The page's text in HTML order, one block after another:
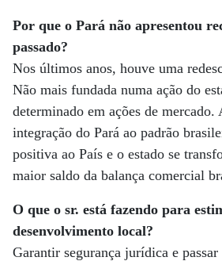
Por que o Pará não apresentou
passado?
Nos últimos anos, houve uma
Não mais fundada numa ação do
determinado em ações de mercado.
integração do Pará ao padrão
positiva ao País e o estado se
maior saldo da balança comercial
O que o sr. está fazendo para
desenvolvimento local?
Garantir segurança jurídica e